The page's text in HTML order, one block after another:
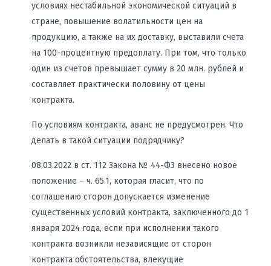
условиях нестабильной экономической ситуаций в
стране, повышение волатильности цен на
продукцию, а также на их доставку, выставили счета
на 100-процентную предоплату. При том, что только
один из счетов превышает сумму в 20 млн. рублей и
составляет практически половину от цены
контракта.
По условиям контракта, аванс не предусмотрен. Что
делать в такой ситуации подрядчику?
08.03.2022 в ст. 112 Закона № 44-ФЗ внесено новое
положение – ч. 65.1, которая гласит, что по
соглашению сторон допускается изменение
существенных условий контракта, заключенного до 1
января 2024 года, если при исполнении такого
контракта возникли независящие от сторон
контракта обстоятельства, влекущие